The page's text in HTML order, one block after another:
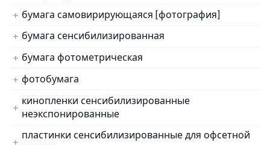
бумага самовирирующаяся [фотография]
бумага сенсибилизированная
бумага фотометрическая
фотобумага
кинопленки сенсибилизированные
неэкспонированные
пластинки сенсибилизированные для офсетной